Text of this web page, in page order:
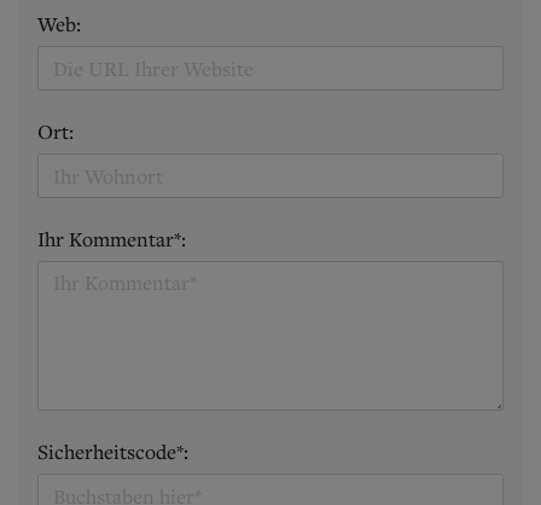
Web:
Ort:
Ihr Kommentar*:
Sicherheitscode*: